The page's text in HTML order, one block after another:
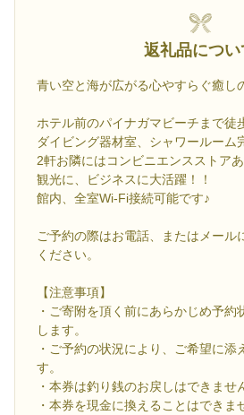
返礼品につい
青い空と海が広がる心やすらぐ癒し
ホテル前のパイナガマビーチまで徒
ダイビング器材室、シャワールーム
2軒お隣にはコンビニエンスストアあ
観光に、ビジネスに大活躍！！
館内、全室Wi-Fi接続可能です♪
ご予約の際はお電話、またはメール
ください。
【注意事項】
・ご寄附を頂く前にあらかじめ予約
します。
・ご予約の状況により、ご希望に添
す。
・本券は釣り銭のお戻しはできませ
・本券を現金に換えることはできま